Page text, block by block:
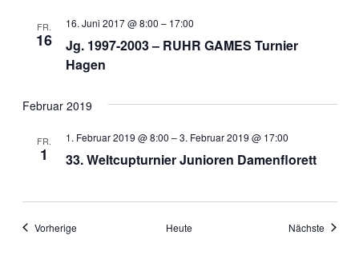
FR.
16
Jg. 1997-2003 – RUHR GAMES Turnier
Hagen
16. Juni 2017 @ 8:00 – 17:00
Februar 2019
FR.
1 33. Weltcupturnier Junioren Damenflorett
1. Februar 2019 @ 8:00 –3. Februar 2019 @ 17:00
VorherigeVeranstaltungen Heute Nächste